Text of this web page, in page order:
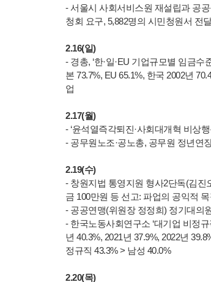
- 서울시 사회서비스원 재설립과 공
청회 요구, 5,882명의 시민청원서 전
2.16(일)
- 경총, ‘한·일·EU 기업규모별 임금
본 73.7%, EU 65.1%, 한국 2002년
업
2.17(월)
- ‘윤석열즉각퇴진·사회대개혁 비상
- 공무원노조·공노총, 공무원 정년연
2.19(수)
- 창원지법 통영지원 형사2단독(김진
금 100만원 등 선고: 파업의 공익적
- 공공연맹(위원장 정정희) 정기대의
- 한국노동사회연구소 ‘대기업 비정
년 40.3%, 2021년 37.9%, 2022년
정규직 43.3% > 남성 40.0%
2.20(목)